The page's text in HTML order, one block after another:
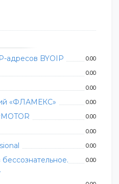
адресов BYOIP 0.00
0.00
0.00
«ФЛАМЕКС» 0.00
0.00
0.00
0.00
0.00